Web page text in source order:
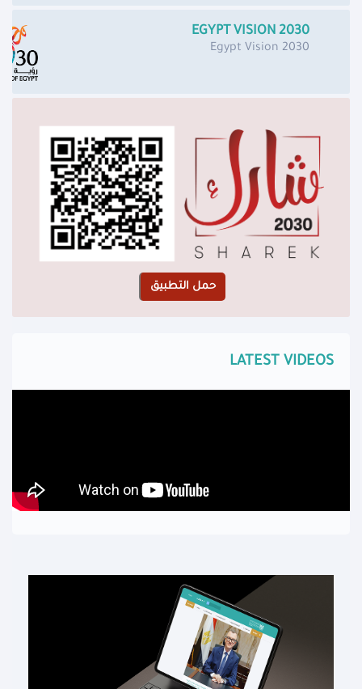
EGYPT VISION 2030
Egypt Vision 2030
LATEST VIDEOS